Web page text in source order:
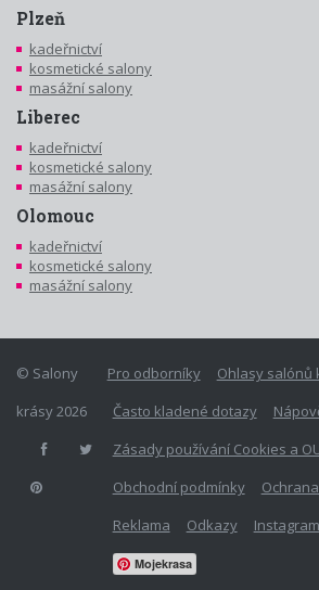
Plzeň
kadeřnictví
kosmetické salony
masážní salony
Liberec
kadeřnictví
kosmetické salony
masážní salony
Olomouc
kadeřnictví
kosmetické salony
masážní salony
Pro odborníky Ohlasy salónů
Často kladené dotazy
Zásady používání Cookies a
Obchodní podmínky
Reklama
Odkazy Instagram
Mojekrasa
© Salony
krásy 2026